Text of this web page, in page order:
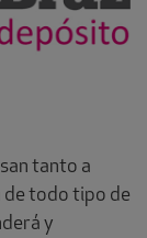
tanto a
de todo tipo de
y